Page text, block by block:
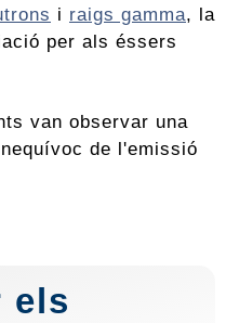
i raigs gamma, la
per als éssers
van observar una
de l'emissió
els